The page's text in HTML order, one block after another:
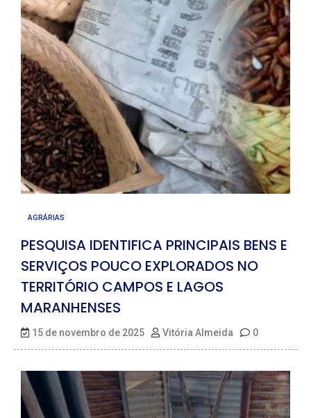
AGRÁRIAS
PESQUISA IDENTIFICA PRINCIPAIS BENS E
SERVIÇOS POUCO EXPLORADOS NO
TERRITÓRIO CAMPOS E LAGOS
MARANHENSES
15 de novembro de 2025 Vitória Almeida 0